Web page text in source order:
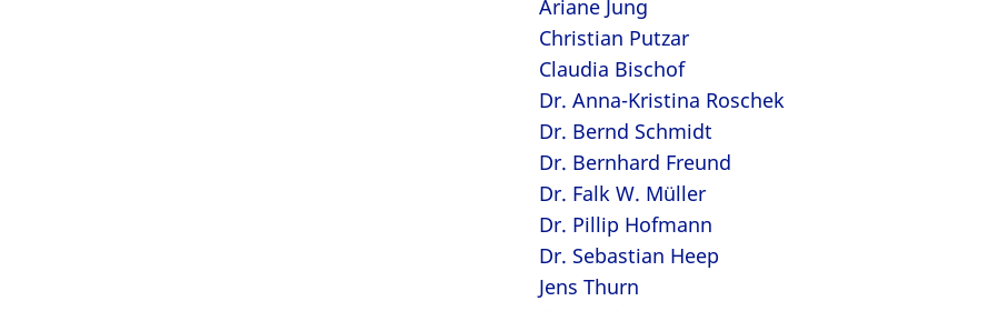
Ariane Jung
Christian Putzar
Claudia Bischof
Dr. Anna-Kristina Roschek
Dr. Bernd Schmidt
Dr. Bernhard Freund
Dr. Falk W. Müller
Dr. Pillip Hofmann
Dr. Sebastian Heep
Jens Thurn